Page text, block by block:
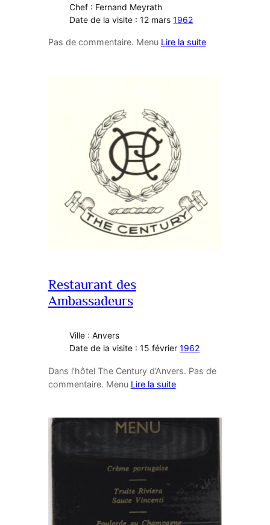
Chef : Fernand Meyrath
Date de la visite : 12 mars1962
Pas de commentaire. Menu Lire la suite
Restaurant des
Ambassadeurs
Ville : Anvers
Date de la visite : 15 février1962
Dans l’hôtel The Century d’Anvers. Pas de
commentaire. Menu Lire la suite